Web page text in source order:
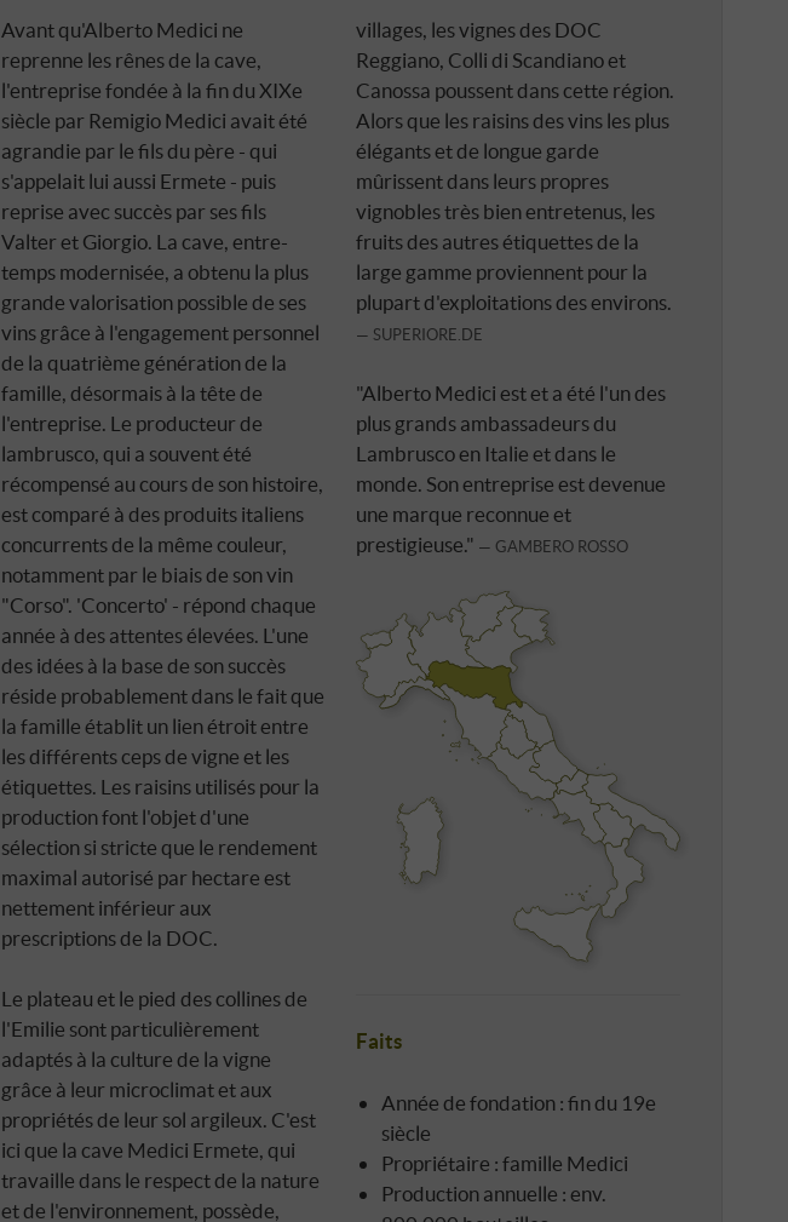
Avant qu'Alberto Medici ne
reprenne les rênes de la cave,
l'entreprise fondée à la fin du XIXe
siècle par Remigio Medici avait été
agrandie par le fils du père - qui
s'appelait lui aussi Ermete - puis
reprise avec succès par ses fils
Valter et Giorgio. La cave, entre-
temps modernisée, a obtenu la plus
grande valorisation possible de ses
vins grâce à l'engagement personnel
de la quatrième génération de la
famille, désormais à la tête de
l'entreprise. Le producteur de
lambrusco, qui a souvent été
récompensé au cours de son histoire,
est comparé à des produits italiens
concurrents de la même couleur,
notamment par le biais de son vin
"Corso". 'Concerto' - répond chaque
année à des attentes élevées. L'une
des idées à la base de son succès
réside probablement dans le fait que
la famille établit un lien étroit entre
les différents ceps de vigne et les
étiquettes. Les raisins utilisés pour la
production font l'objet d'une
sélection si stricte que le rendement
maximal autorisé par hectare est
nettement inférieur aux
prescriptions de la DOC.
Le plateau et le pied des collines de
l'Emilie sont particulièrement
adaptés à la culture de la vigne
grâce à leur microclimat et aux
propriétés de leur sol argileux. C'est
ici que la cave Medici Ermete, qui
travaille dans le respect de la nature
et de l'environnement, possède,
villages, les vignes des DOC
Reggiano, Colli di Scandiano et
Canossa poussent dans cette région.
Alors que les raisins des vins les plus
élégants et de longue garde
mûrissent dans leurs propres
vignobles très bien entretenus, les
fruits des autres étiquettes de la
large gamme proviennent pour la
plupart d'exploitations des environs.
SUPERIORE.DE
"Alberto Medici est et a été l'un des
plus grands ambassadeurs du
Lambrusco en Italie et dans le
monde. Son entreprise est devenue
une marque reconnue et
prestigieuse."
GAMBERO ROSSO
Faits
Année de fondation : fin du 19e
siècle
Propriétaire : famille Medici
Production annuelle : env.